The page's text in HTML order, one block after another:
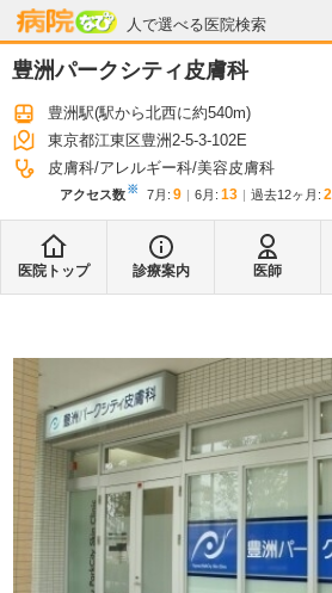
人で選べる医院検索
病院なび
豊洲パークシティ皮膚科
豊洲駅(駅から北西に約540m)
東京都江東区豊洲2-5-3-102E
皮膚科 アレルギー科 美容皮膚科
アクセス数※ 7月 : 9 6月 : 13 過去12ヶ月:
医院トップ 診療案内 医師